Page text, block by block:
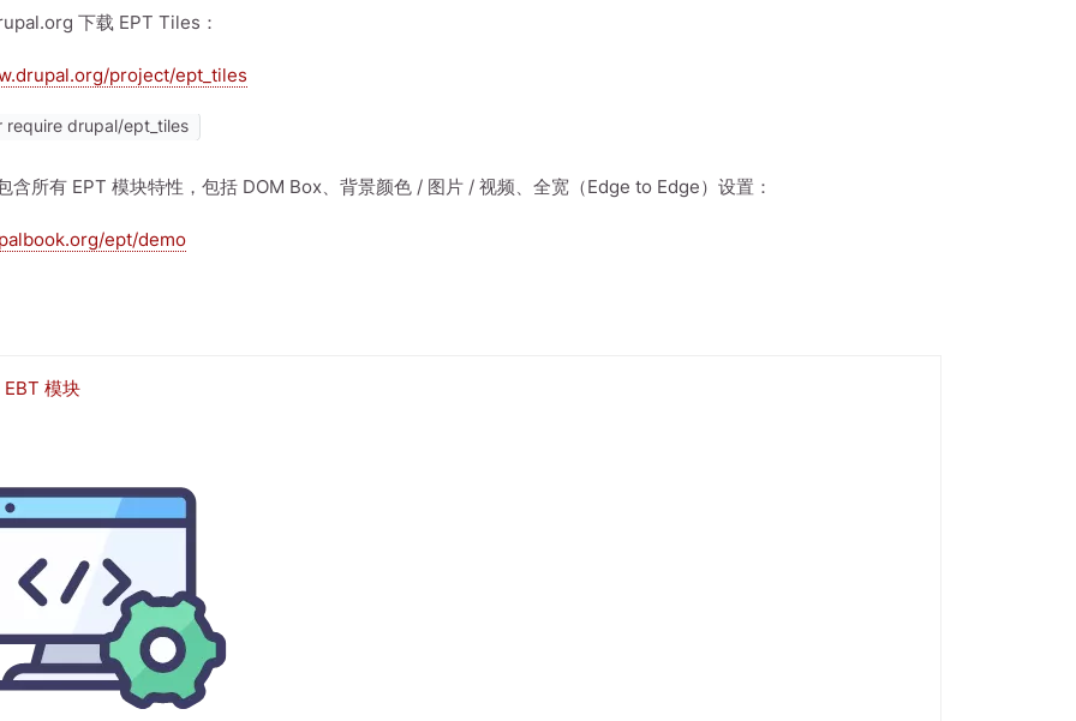
下载 EPT Tiles：
project/ept_tiles
require drupal/ept_tiles
含所有 EPT 模块特性，包括 DOM Box、背景颜色 / 图片 / 视频、全宽（Edge to Edge）设置：
ept/demo
模块